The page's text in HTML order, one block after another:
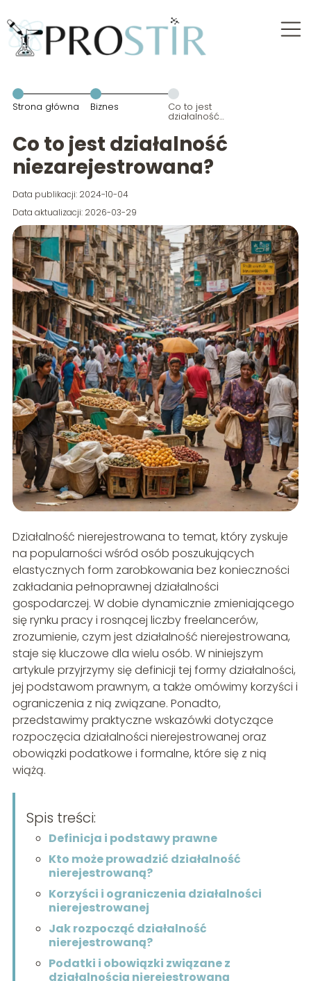
Strona główna Biznes Co to jest
działalność
Co to jest działalność
niezarejestrowana?
Data publikacji: 2024-10-04
Data aktualizacji: 2026-03-29
Działalność nierejestrowana to temat, który zyskuje
na popularności wśród osób poszukujących
elastycznych form zarobkowania bez konieczności
zakładania pełnoprawnej działalności
gospodarczej. W dobie dynamicznie zmieniającego
się rynku pracy i rosnącej liczby freelancerów,
zrozumienie, czym jest działalność nierejestrowana,
staje się kluczowe dla wielu osób. W niniejszym
artykule przyjrzymy się definicji tej formy działalności,
jej podstawom prawnym, a także omówimy korzyści i
ograniczenia z nią związane. Ponadto,
przedstawimy praktyczne wskazówki dotyczące
rozpoczęcia działalności nierejestrowanej oraz
obowiązki podatkowe i formalne, które się z nią
wiążą.
Spis treści:
Definicja i podstawy prawne
Kto może prowadzić działalność
nierejestrowaną?
Korzyści i ograniczenia działalności
nierejestrowanej
Jak rozpocząć działalność
nierejestrowaną?
Podatki i obowiązki związane z
działalnością nierejestrowaną